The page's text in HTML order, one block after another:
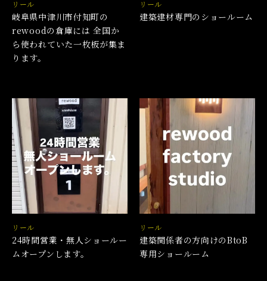
リール
岐阜県中津川市付知町の
rewoodの倉庫には 全国か
ら使われていた一枚板が集ま
ります。
リール
建築建材専門のショールーム
リール
24時間営業・無人ショールー
ムオープンします。
リール
建築関係者の方向けのBtoB
専用ショールーム